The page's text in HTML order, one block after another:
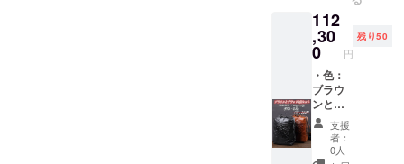
なりま
す】
112
,30
0 円
残り50
・色：
ブラウ
ンとブ
ラック2
個セッ
ト ・定
支援
者：
0人